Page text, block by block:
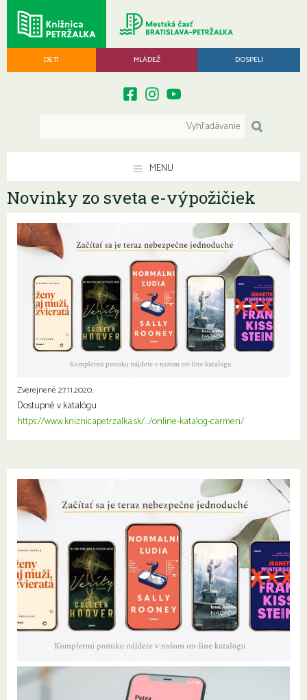
DETI MLÁDEŽ DOSPELÍ
MENU
Novinky zo sveta e-výpožičiek
Zverejnené 27.11.2020,
Dostupné v katalógu
https://www.kniznicapetrzalka.sk/…/online-katalog-carmen/